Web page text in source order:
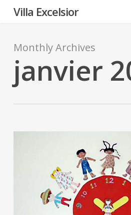
Skip
content
Villa Excelsior
Monthly Archives
janvier